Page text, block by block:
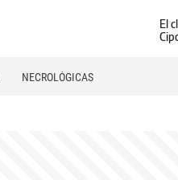
El
NECROLÓGICAS